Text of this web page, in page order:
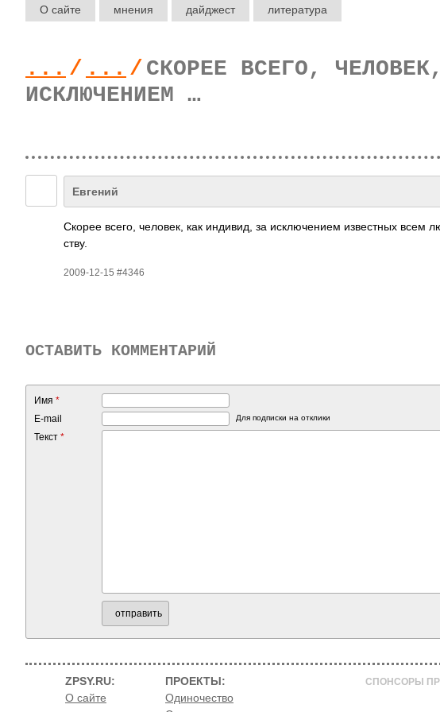
О сайте мнения дайджест литература
... / ... / СКОРЕЕ ВСЕГО,
ИСКЛЮЧЕНИЕМ …
Евгений
Скорее всего, чело­век, как инди­вид, за искл­ючен­ием изве­стных
ству.
2009-12-15 #4346
ОСТАВИТЬ КОММЕНТАРИЙ
Имя *
E-mail
Для подписки на отклики
Текст *
отправить
ZPSY.RU:
О сайте
ПРОЕКТЫ:
Одиночество
СПОНСОРЫ